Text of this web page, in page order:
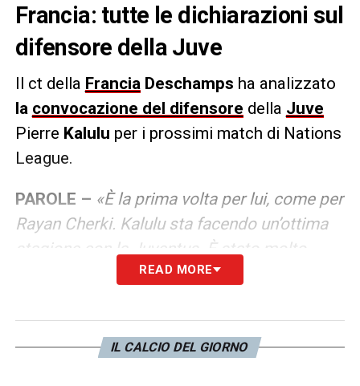
Francia: tutte le dichiarazioni sul
difensore della Juve
Il ct della Francia Deschamps ha analizzato
la convocazione del difensore della Juve
Pierre Kalulu per i prossimi match di Nations
League.
PAROLE – «È la prima volta per lui, come per
Rayan Cherki. Kalulu sta facendo un’ottima
stagione con la Juventus. È stato molto
bravo anche con il Milan. Ha la capacità di
gioca più in una difesa a tre ma può anche
fare il terzino destro. Lo seguiamo da un po’,
READ MORE
IL CALCIO DEL GIORNO